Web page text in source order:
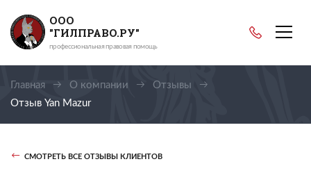
ООО
"ГИЛПРАВО.РУ"
профессиональная правовая помощь
Главная О компании
Отзывы
Отзыв Yan Mazur
СМОТРЕТЬ ВСЕ ОТЗЫВЫ КЛИЕНТОВ